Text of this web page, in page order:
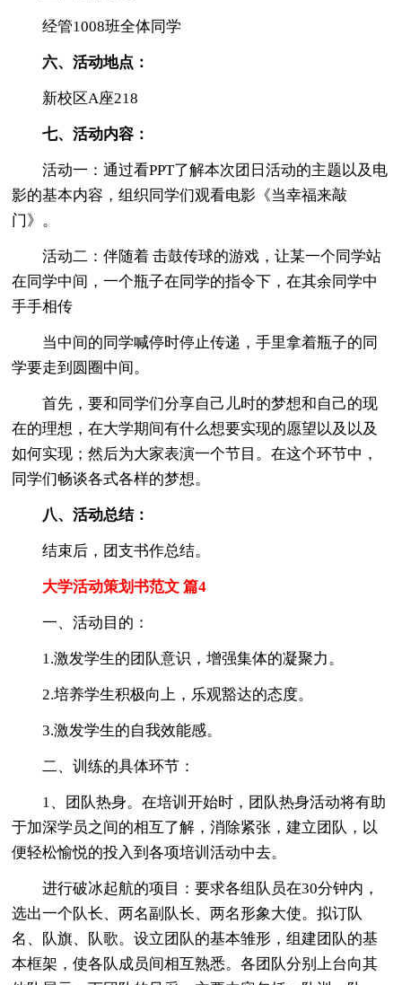
经管1008班全体同学
六、活动地点：
新校区A座218
七、活动内容：
活动一：通过看PPT了解本次团日活动的主题以及电
影的基本内容，组织同学们观看电影《当幸福来敲
门》。
活动二：伴随着 击鼓传球的游戏，让某一个同学站
在同学中间，一个瓶子在同学的指令下，在其余同学中
手手相传
当中间的同学喊停时停止传递，手里拿着瓶子的同
学要走到圆圈中间。
首先，要和同学们分享自己儿时的梦想和自己的现
在的理想，在大学期间有什么想要实现的愿望以及以及
如何实现；然后为大家表演一个节目。在这个环节中，
同学们畅谈各式各样的梦想。
八、活动总结：
结束后，团支书作总结。
大学活动策划书范文 篇4
一、活动目的：
1.激发学生的团队意识，增强集体的凝聚力。
2.培养学生积极向上，乐观豁达的态度。
3.激发学生的自我效能感。
二、训练的具体环节：
1、团队热身。在培训开始时，团队热身活动将有助
于加深学员之间的相互了解，消除紧张，建立团队，以
便轻松愉悦的投入到各项培训活动中去。
进行破冰起航的项目：要求各组队员在30分钟内，
选出一个队长、两名副队长、两名形象大使。拟订队
名、队旗、队歌。设立团队的基本雏形，组建团队的基
本框架，使各队成员间相互熟悉。各团队分别上台向其